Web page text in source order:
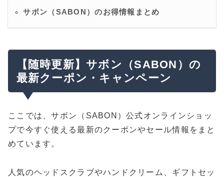
サボン（SABON）のお得情報まとめ
【随時更新】サボン（SABON）の
最新クーポン・キャンペーン
ここでは、サボン（SABON）公式オンラインショッ
プで今すぐ使える最新のクーポンやセール情報をまと
めています。
人気のヘッドスクラブやハンドクリーム、ギフトセッ